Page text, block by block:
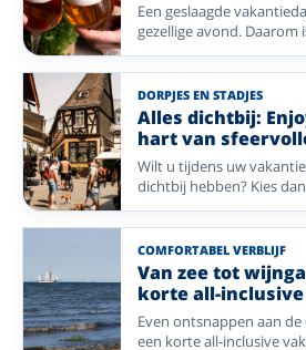
Een geslaagde
gezellige avond. Daarom
alles-inclusief-
avondprogramma
en bingo tot een
wijnproeverij: elk hotel
invulling aan. Op deze
hotels in Nederland,
ieder een eigen, sfeervol
DORPJES EN STADJES
Alles dichtbij:
hart van
Wilt u tijdens uw
dichtbij hebben? Kies
in of nabij het centrum.
en sfeervolle
dorpskernen: stap de
de charme van uw
van comfort, gastvrijheid
die op loopafstand liggen.
COMFORTABEL VERBLIJF
Van zee tot
korte all-
Enjoyhotels
Even ontsnappen aan
een korte all-inclusive